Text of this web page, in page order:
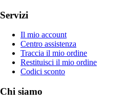
Servizi
Il mio account
Centro assistenza
Traccia il mio ordine
Restituisci il mio ordine
Codici sconto
Chi siamo